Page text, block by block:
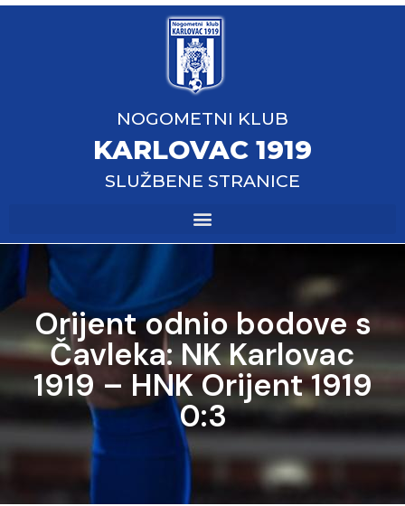
NOGOMETNI KLUB
KARLOVAC 1919
SLUŽBENE STRANICE
Orijent odnio bodove s
Čavleka: NK Karlovac
1919 – HNK Orijent 1919
0:3